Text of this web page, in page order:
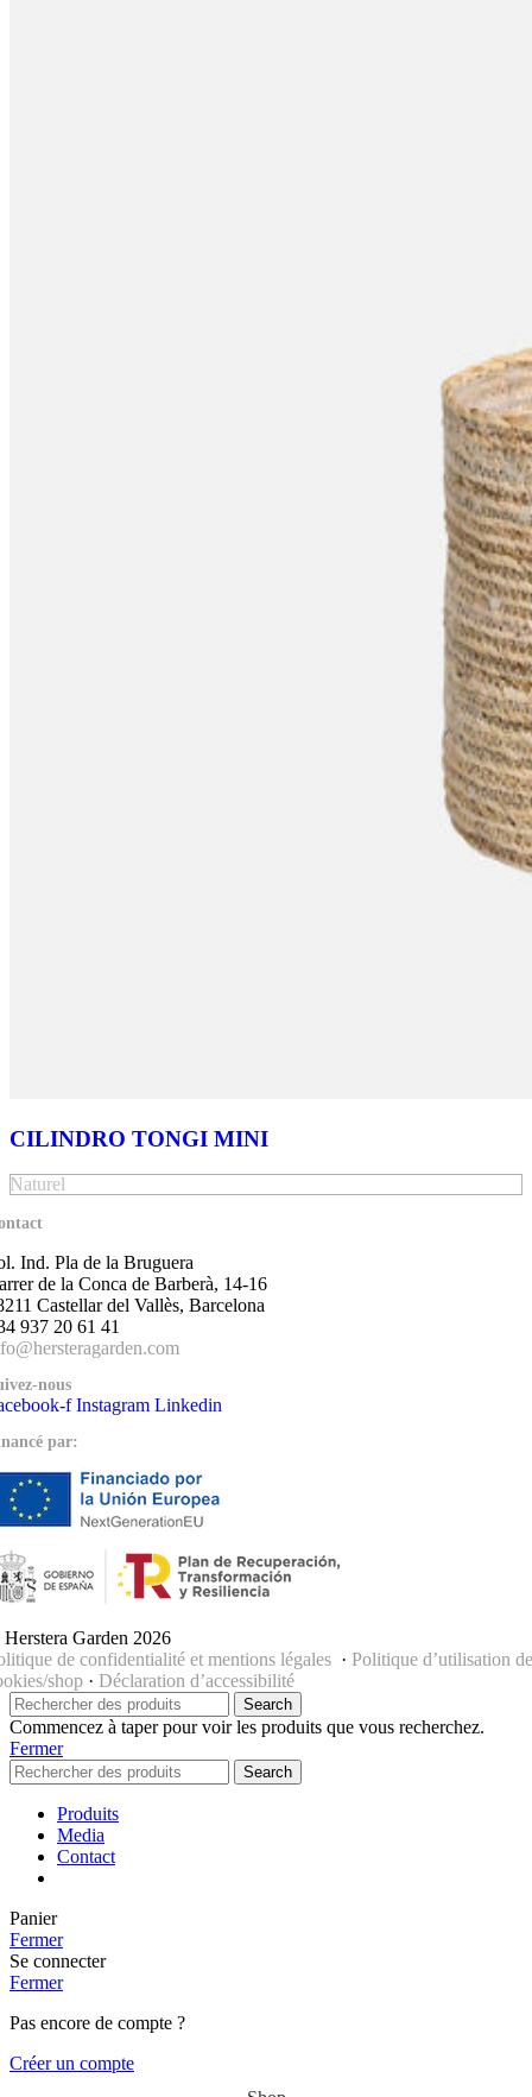
CILINDRO TONGI MINI
Naturel
Ind. Pla de la Bruguera
de la Conca de Barberà, 14-16
Castellar del Vallès, Barcelona
937 20 61 41
nous
f Instagram Linkedin
par:
Garden 2026
de confidentialité et mentions légales · Politique d’utilisation
shop · Déclaration d’accessibilité
Search
Commencez à taper pour voir les produits que vous recherchez.
Fermer
Search
Produits
Media
Contact
Panier
Fermer
Se connecter
Fermer
Pas encore de compte ?
Créer un compte